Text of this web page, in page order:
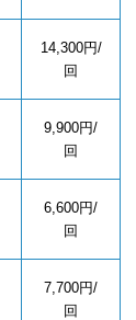
14,300円/
回
9,900円/
回
6,600円/
回
7,700円/
回